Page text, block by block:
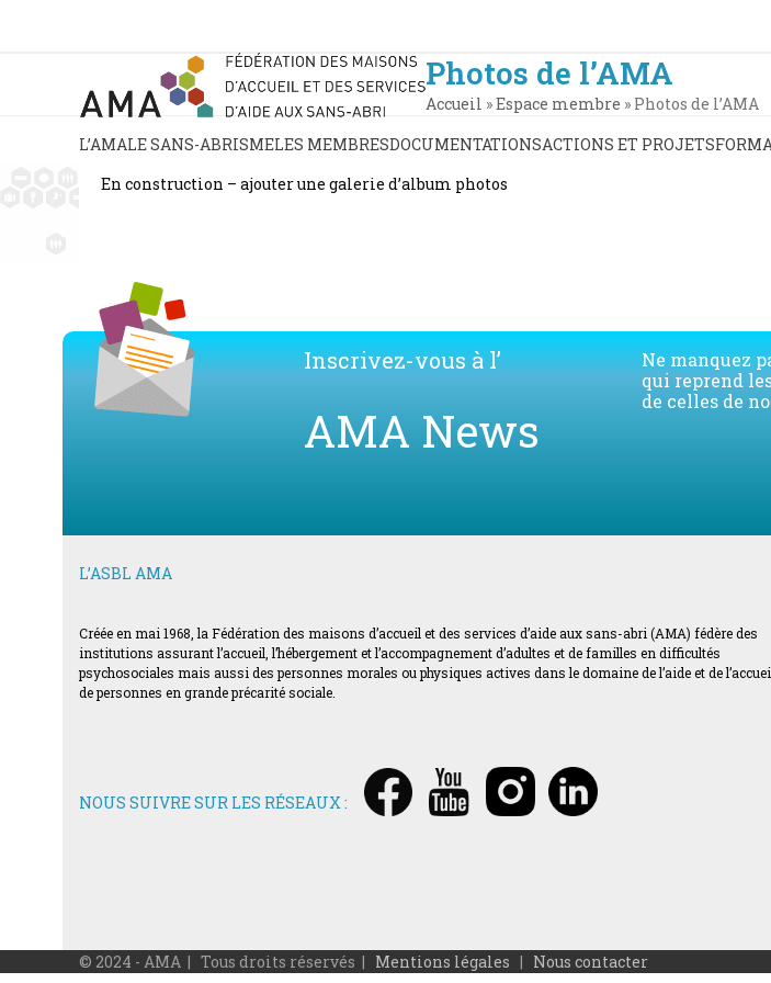
L’AMALE SANS-ABRISMELES MEMBRESDOCUMENTATIONSACTIONS ET PROJETS
Photos de l’AMA
Accueil »Espace membre » Photos de l’AMA
En construction – ajouter une galerie d’album photos
Inscrivez-vous à l’
AMA News
Ne manquez
qui reprend
de celles de
L’ASBL AMA
Créée en mai 1968, la Fédération des maisons d’accueil et des services d’aide aux sans-abri (AMA) fédère des
institutions assurant l’accueil, l’hébergement et l’accompagnement d’adultes et de familles en difficultés
psychosociales mais aussi des personnes morales ou physiques actives dans le domaine de l’aide et de
de personnes en grande précarité sociale.
NOUS SUIVRE SUR LES RÉSEAUX :
© 2024 - AMA | Tous droits réservés | Mentions légales | Nous contacter